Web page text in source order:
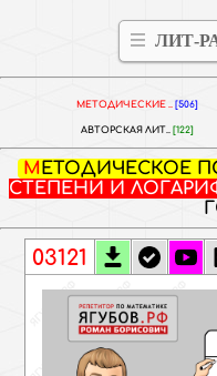
ЛИТ-
МЕТОДИЧЕСКИЕ .. [506]
АВТОРСКАЯ ЛИТ.. [122]
МЕТОДИЧЕСКОЕ
СТЕПЕНИ И
03121